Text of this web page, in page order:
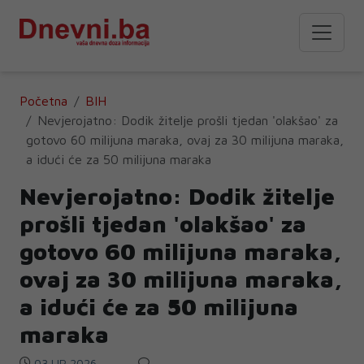
Početna
BIH
Nevjerojatno: Dodik žitelje prošli tjedan 'olakšao' za
gotovo 60 milijuna maraka, ovaj za 30 milijuna maraka,
a idući će za 50 milijuna maraka
Nevjerojatno: Dodik žitelje
prošli tjedan 'olakšao' za
gotovo 60 milijuna maraka,
ovaj za 30 milijuna maraka,
a idući će za 50 milijuna
maraka